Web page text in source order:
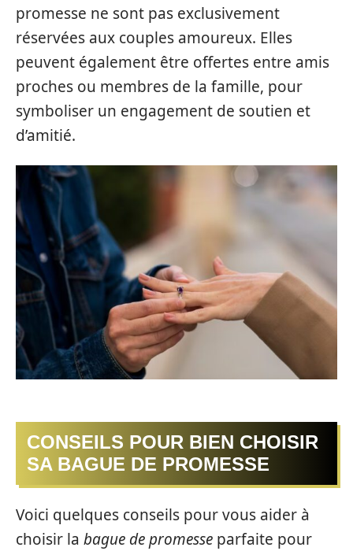
promesse ne sont pas exclusivement
réservées aux couples amoureux. Elles
peuvent également être offertes entre amis
proches ou membres de la famille, pour
symboliser un engagement de soutien et
d’amitié.
CONSEILS POUR BIEN CHOISIR
SA BAGUE DE PROMESSE
Voici quelques conseils pour vous aider à
choisir la bague de promesse parfaite pour